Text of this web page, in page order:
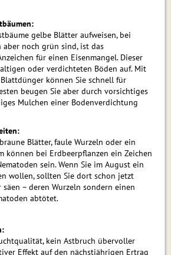
gelbe Blätter aufweisen, bei
noch grün sind, ist das
für einen Eisenmangel. Dieser
oder verdichteten Böden auf. Mit
können Sie schnell für
beugen Sie aber durch vorsichtiges
Mulchen einer Bodenverdichtung
Blätter, faule Wurzeln oder ein
können bei Erdbeerpflanzen ein Zeichen
sein. Wenn Sie im August ein
wollen, sollten Sie dort schon jetzt
– deren Wurzeln sondern einen
abtötet.
kein Astbruch übervoller
Effekt auf den nächstjährigen Ertrag